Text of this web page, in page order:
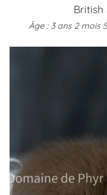
British
Âge : 3 ans 2 mois